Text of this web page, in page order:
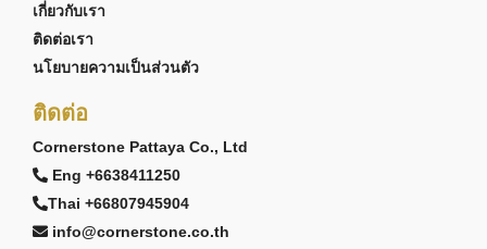
เกี่ยวกับเรา
ติดต่อเรา
นโยบายความเป็นส่วนตัว
ติดต่อ
Cornerstone Pattaya Co., Ltd
Eng +6638411250
Thai +66807945904
info@cornerstone.co.th